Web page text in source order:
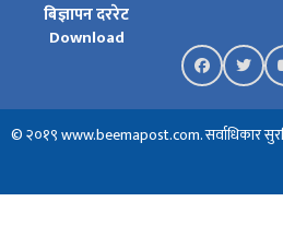
बिज्ञापन दररेट
Download
© २०१९ www.beemapost.com. सर्वाधिकार